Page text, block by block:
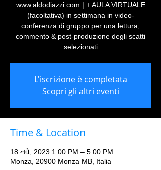
www.aldodiazzi.com | + AULA VIRTUALE
(facoltativa) in settimana in video-
conferenza di gruppo per una lettura,
commento & post-produzione degli scatti
selezionati
L'iscrizione è completata
Scopri gli altri eventi
Time & Location
18 નવે, 2023 1:00 PM – 5:00 PM
Monza, 20900 Monza MB, Italia